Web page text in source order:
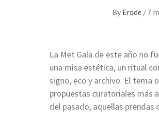
By Erode / 7
La Met Gala de este año no
una misa estética, un ritual
signo, eco y archivo. El tema
propuestas curatoriales más
del pasado, aquellas